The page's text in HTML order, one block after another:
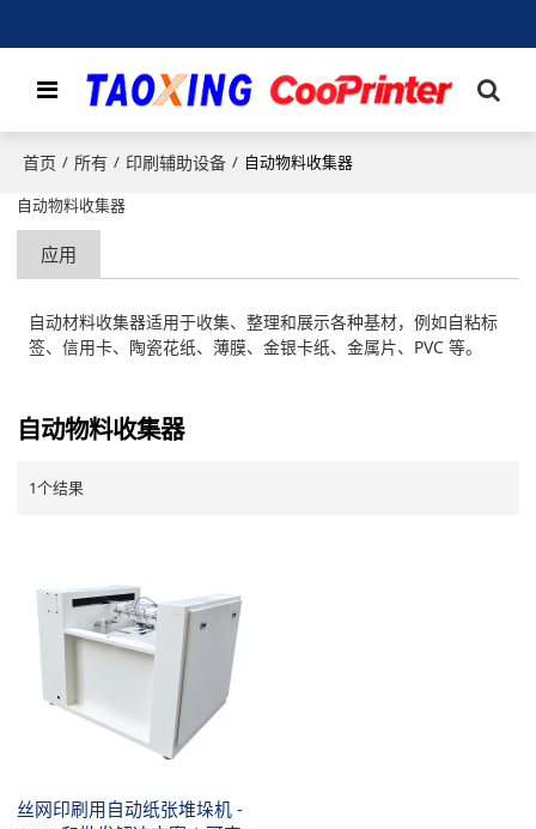
首页 / 所有 / 印刷辅助设备 / 自动物料收集器
自动物料收集器
应用
自动材料收集器适用于收集、整理和展示各种基材，例如自粘标
签、信用卡、陶瓷花纸、薄膜、金银卡纸、金属片、PVC 等。
自动物料收集器
1个结果
丝网印刷用自动纸张堆垛机 -